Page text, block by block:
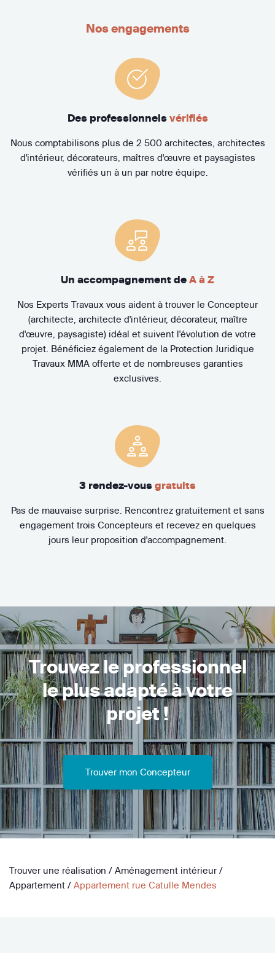
Nos engagements
Des professionnels vérifiés
Nous comptabilisons plus de 2 500 architectes, architectes
d'intérieur, décorateurs, maîtres d'œuvre et paysagistes
vérifiés un à un par notre équipe.
Un accompagnement de A à Z
Nos Experts Travaux vous aident à trouver le Concepteur
(architecte, architecte d'intérieur, décorateur, maître
d'œuvre, paysagiste) idéal et suivent l'évolution de votre
projet. Bénéficiez également de la Protection Juridique
Travaux MMA offerte et de nombreuses garanties
exclusives.
3 rendez-vous gratuits
Pas de mauvaise surprise. Rencontrez gratuitement et sans
engagement trois Concepteurs et recevez en quelques
jours leur proposition d'accompagnement.
Trouvez le professionnel
le plus adapté à votre
projet !
Trouver mon Concepteur
Trouver une réalisation / Aménagement intérieur /
Appartement / Appartement rue Catulle Mendes